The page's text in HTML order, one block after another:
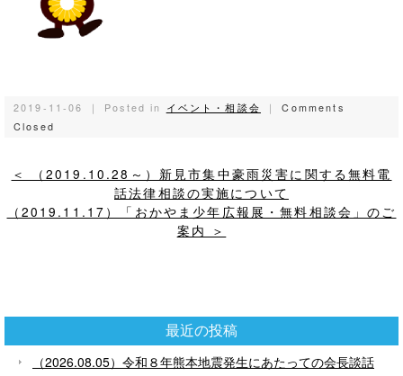
2019-11-06 ｜ Posted in イベント・相談会 ｜Comments
Closed
＜ （2019.10.28～）新見市集中豪雨災害に関する無料電
話法律相談の実施について
（2019.11.17）「おかやま少年広報展・無料相談会」のご
案内 ＞
最近の投稿
（2026.08.05）令和８年熊本地震発生にあたっての会長談話